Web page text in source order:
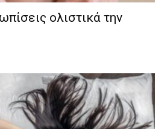
ολιστικά την